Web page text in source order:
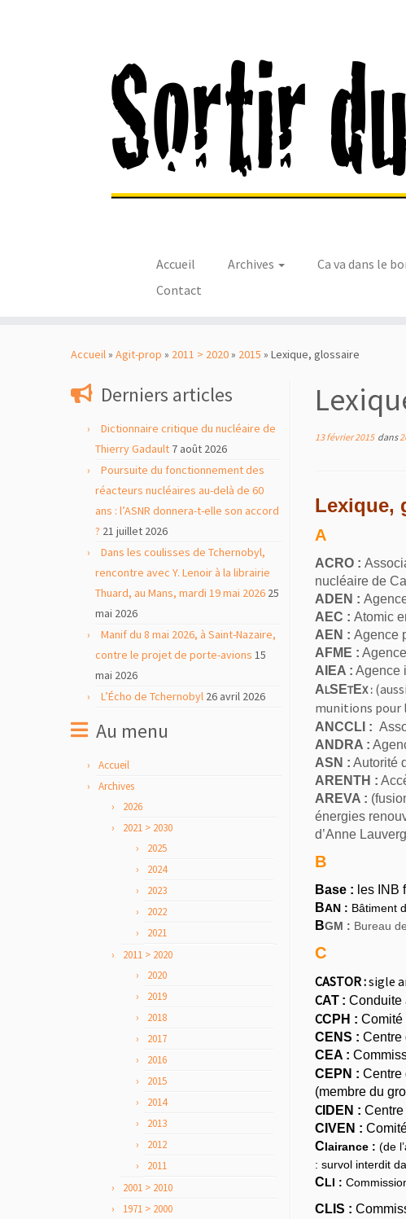
Accueil Archives Ca va dans le
Contact
Accueil» Agit-prop » 2011 > 2020» 2015 » Lexique, glossaire
Derniers articles
Dictionnaire critique du nucléaire de
Thierry Gadault 7 août 2026
Poursuite du fonctionnement des
réacteurs nucléaires au-delà de 60
ans : l’ASNR donnera-t-elle son accord
? 21 juillet 2026
Dans les coulisses de Tchernobyl,
rencontre avec Y. Lenoir à la librairie
Thuard, au Mans, mardi 19 mai 2026 25
mai 2026
Manif du 8 mai 2026, à Saint-Nazaire,
contre le projet de porte-avions 15
mai 2026
L’Écho de Tchernobyl 26 avril 2026
Au menu
Accueil
Archives
2026
2021 > 2030
2025
2024
2023
2022
2021
2011 > 2020
2020
2019
2018
2017
2016
2015
2014
2013
2012
2011
2001 > 2010
1971 > 2000
13 février 2015dans
Lexique,
A
ACRO :
nucléaire de
ADEN :
AEC : Atomic
AEN : Agence
AFME :
A IEA : Agence
ALS ETEX :
munitions pour
A NCCLI :
A NDRA :
ASN : Autorité
A RENTH :
A REVA :
énergies
d’Anne
B
Base : les INB
BAN : Bâtiment
BGM : Bureau
C
CASTOR :sigle
CAT : Conduite
CCPH : Comité
CENS : Centre
CEA :
CEPN : Centre
(membre du
C IDEN : Centre
CIVEN :
Clairance : (de
: survol interdit
CLI :
CLIS :